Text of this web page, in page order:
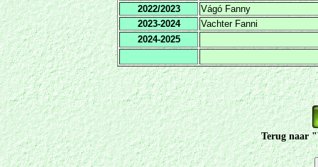
2022/2023
Vágó Fanny
2023-2024
Vachter Fanni
2024-2025
Terug naar